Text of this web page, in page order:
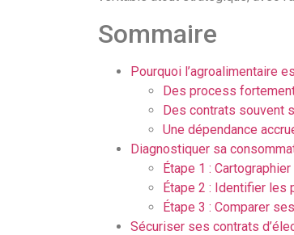
Sommaire
Pourquoi l’agroalimentaire
Des process
Des contrats souvent
Une dépendance
Diagnostiquer sa
Étape 1 :
Étape 2 : Identifier les
Étape 3 : Comparer
Sécuriser ses contrats